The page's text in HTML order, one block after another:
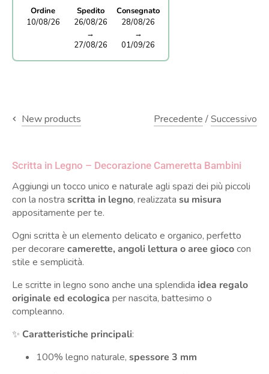
Ordine
10/08/26
Spedito
26/08/26
→
27/08/26
Consegnato
28/08/26
→
01/09/26
New products Precedente /Successivo
Scritta in Legno – Decorazione Cameretta Bambini
Aggiungi un tocco unico e naturale agli spazi dei più piccoli
con la nostra scritta in legno, realizzata su misura
appositamente per te.
Ogni scritta è un elemento delicato e organico, perfetto
per decorare camerette, angoli lettura o aree giococon
stile e semplicità.
Le scritte in legno sono anche una splendida idea regalo
originale ed ecologica per nascita, battesimo o
compleanno.
✨ Caratteristiche principali:
100% legno naturale, spessore 3 mm